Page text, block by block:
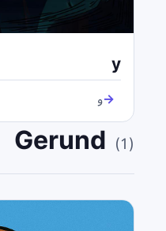
y
→و
Gerund (1)